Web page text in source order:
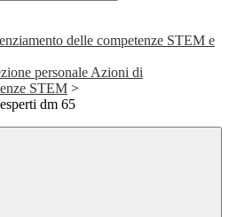
delle competenze STEM e
personale Azioni di
STEM >
dm 65